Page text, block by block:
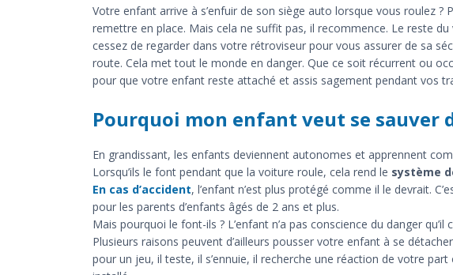
Votre enfant arrive à s’enfuir de son siège auto lorsque vous roulez ?
remettre en place. Mais cela ne suffit pas, il recommence. Le reste
cessez de regarder dans votre rétroviseur pour vous assurer de sa
route. Cela met tout le monde en danger. Que ce soit récurrent ou
pour que votre enfant reste attaché et assis sagement pendant vos
Pourquoi mon enfant veut se sauver
En grandissant, les enfants deviennent autonomes et apprennent
Lorsqu’ils le font pendant que la voiture roule, cela rend le système
En cas d’accident, l’enfant n’est plus protégé comme il le devrait.
pour les parents d’enfants âgés de 2 ans et plus.
Mais pourquoi le font-ils ? L’enfant n’a pas conscience du danger
Plusieurs raisons peuvent d’ailleurs pousser votre enfant à se
pour un jeu, il teste, il s’ennuie, il recherche une réaction de votre